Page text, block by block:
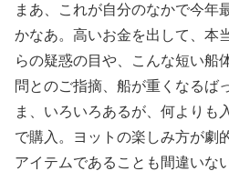
まあ、これが自分のなかで今年
かなあ。高いお金を出して、本
らの疑惑の目や、こんな短い船
問とのご指摘、船が重くなるば
ま、いろいろあるが、何よりも
で購入。ヨットの楽しみ方が劇
アイテムであることも間違いない